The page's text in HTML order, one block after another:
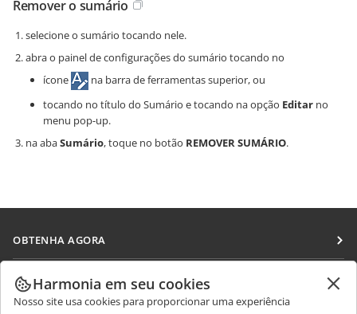
Remover o sumário
selecione o sumário tocando nele.
abra o painel de configurações do sumário tocando no
ícone
na barra de ferramentas superior, ou
tocando no título do Sumário e tocando na opção Editar no
menu pop-up.
na abaSumário, toque no botão REMOVER SUMÁRIO.
OBTENHA AGORA
Docs
DocSpace
COLABORAR
Para colaboradores
Harmonia em seu cookies
Nosso site usa cookies para proporcionar uma experiência